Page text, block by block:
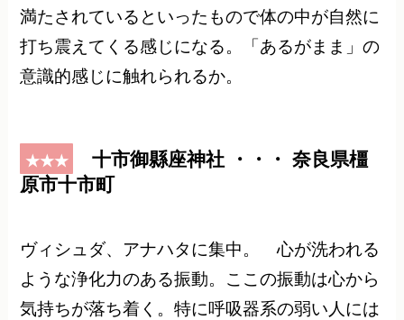
満たされているといったもので体の中が自然に
打ち震えてくる感じになる。「あるがまま」の
意識的感じに触れられるか。
★★★
十市御縣座神社 ・・・ 奈良県橿
原市十市町
ヴィシュダ、アナハタに集中。 心が洗われる
ような浄化力のある振動。ここの振動は心から
気持ちが落ち着く。特に呼吸器系の弱い人には